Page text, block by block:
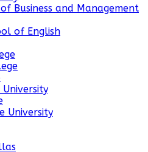
Business and Management
of English
University